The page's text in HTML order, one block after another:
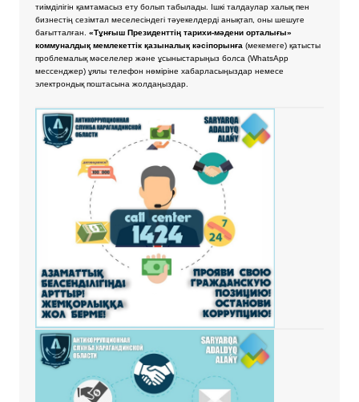
тиімділігін қамтамасыз ету болып табылады. Ішкі талдаулар халық пен
бизнестің сезімтал меселесіндегі тәуекелдерді анықтап, оны шешуге
бағытталған. «Тұнғыш Президенттің тарихи-мәдени орталығы»
коммуналдық мемлекеттік қазыналық кәсіпорынға(мекемеге) қатысты
проблемалық мәселелер және ұсыныстарыңыз болса (WhatsApp
мессенджер) ұялы телефон нөміріне хабарласыңыздар немесе
электрондық поштасына жолдаңыздар.